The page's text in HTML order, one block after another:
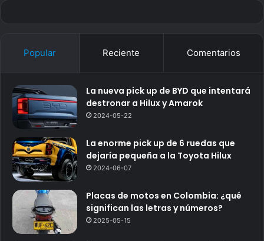
Popular Reciente Comentarios
La nueva pick up de BYD que intentará
destronar a Hilux y Amarok
2024-05-22
La enorme pick up de 6 ruedas que
dejaría pequeña a la Toyota Hilux
2024-06-07
Placas de motos en Colombia: ¿qué
significan las letras y números?
2025-05-15